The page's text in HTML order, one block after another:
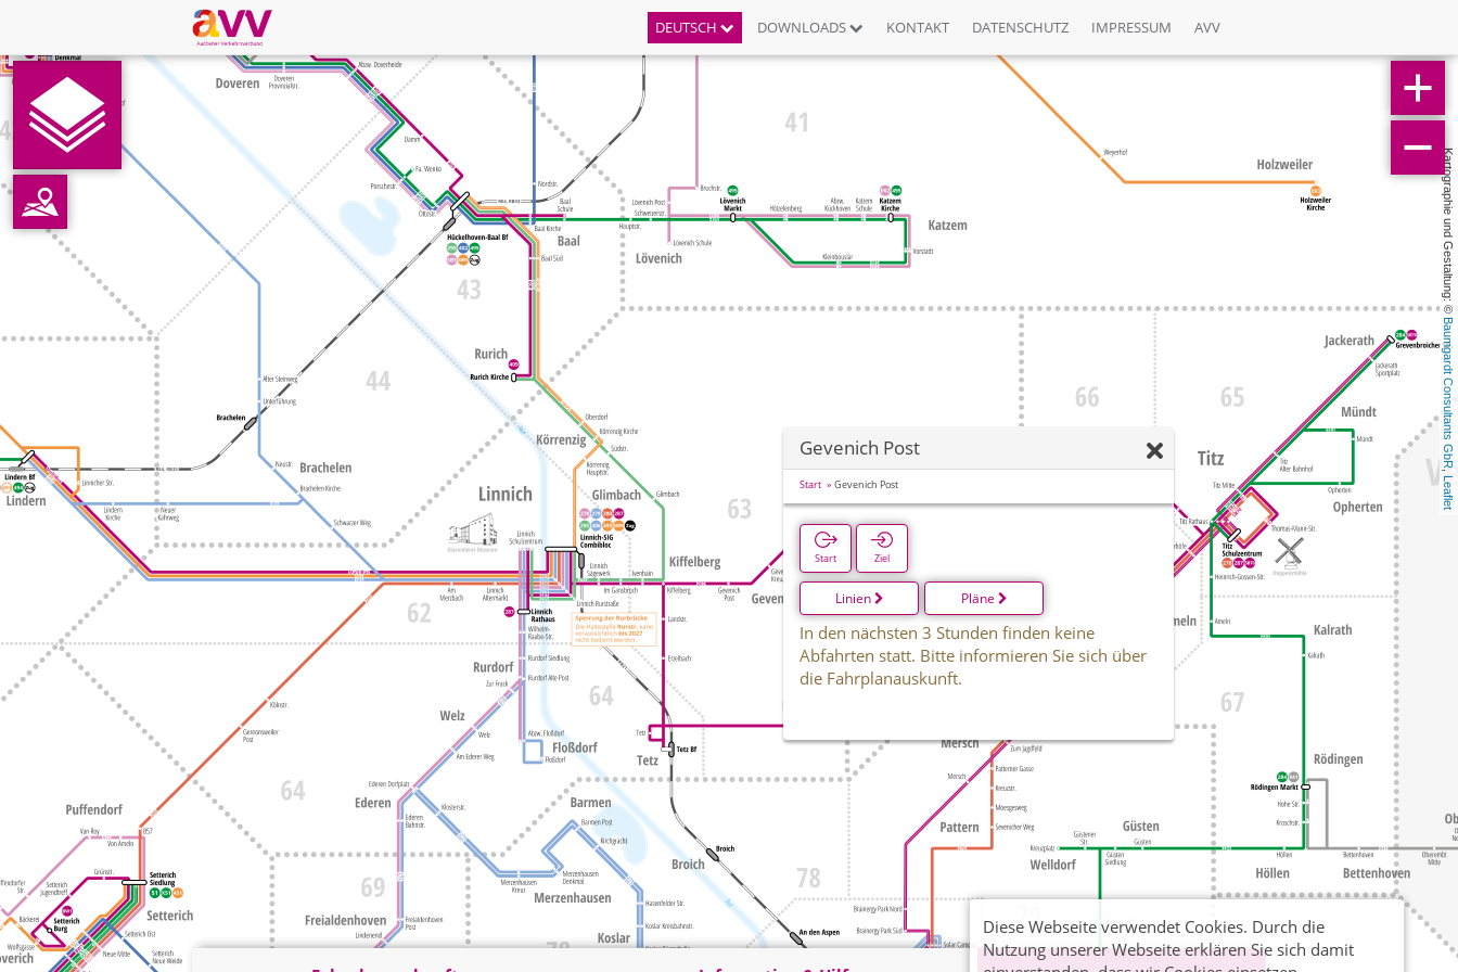
DEUTSCH DOWNLOADS KONTAKT DATENSCHUTZ IMPRESSUM AVV
Kartographie und Gestaltung: ©
Baumgardt Consultants GbR
,
Leaflet
Gevenich Post
Start Gevenich Post
Start Ziel
Linien Pläne
In den nächsten 3 Stunden finden keine
Abfahrten statt. Bitte informieren Sie sich über
die Fahrplanauskunft.
Diese Webseite verwendet Cookies. Durch die
Nutzung unserer Webseite erklären Sie sich damit